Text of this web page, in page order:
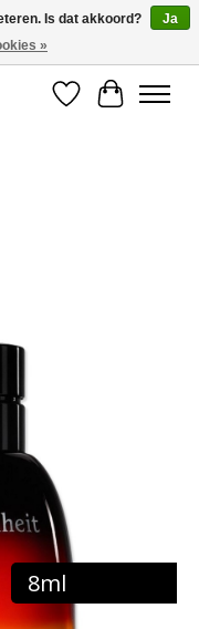
Verlanglijst
8ml
Is dat akkoord?
Ja
»